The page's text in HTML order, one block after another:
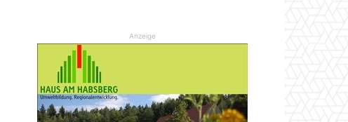
Anzeige